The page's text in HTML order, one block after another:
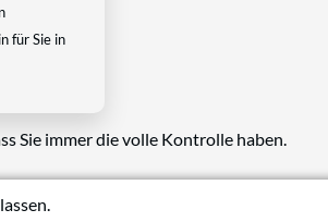
für Sie in
Sie immer die volle Kontrolle haben.